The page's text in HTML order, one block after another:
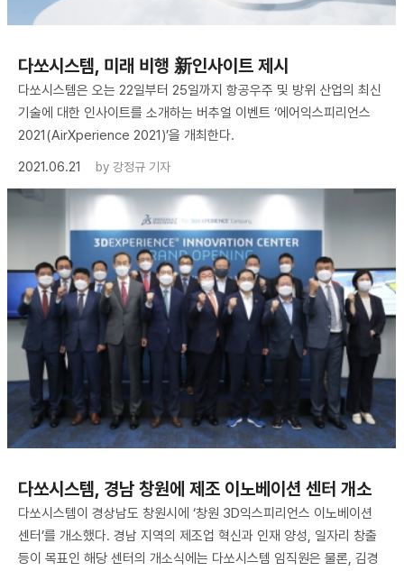
다쏘시스템, 미래 비행 新인사이트 제시
다쏘시스템은 오는 22일부터 25일까지 항공우주 및 방위 산업의 최신
기술에 대한 인사이트를 소개하는 버추얼 이벤트 ‘에어익스피리언스
2021(AirXperience 2021)’을 개최한다.
2021.06.21
by 강정규 기자
다쏘시스템, 경남 창원에 제조 이노베이션 센터 개소
다쏘시스템이 경상남도 창원시에 ‘창원 3D익스피리언스 이노베이션
센터’를 개소했다. 경남 지역의 제조업 혁신과 인재 양성, 일자리 창출
등이 목표인 해당 센터의 개소식에는 다쏘시스템 임직원은 물론, 김경